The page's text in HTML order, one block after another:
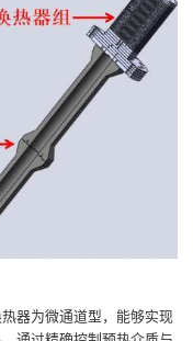
器为微通道型，能够实现